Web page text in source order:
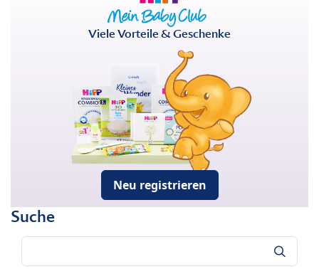
Viele Vorteile & Geschenke
Neu registrieren
Suche